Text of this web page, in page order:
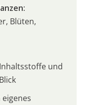
Blüten,
und